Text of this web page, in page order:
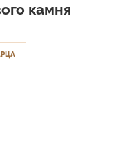
камня